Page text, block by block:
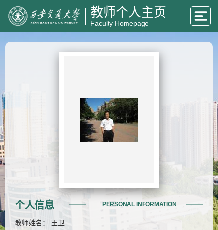
教师个人主页
Faculty Homepage
个人信息 PERSONAL INFORMATION
教师姓名： 王卫